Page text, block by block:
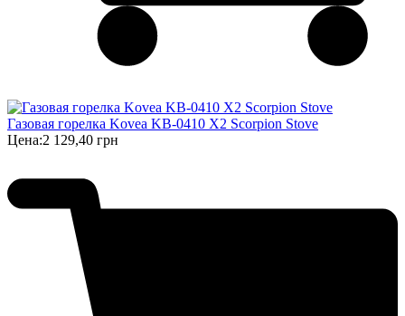
Газовая горелка Kovea KB-0410 X2 Scorpion Stove
Цена:2 129,40 грн